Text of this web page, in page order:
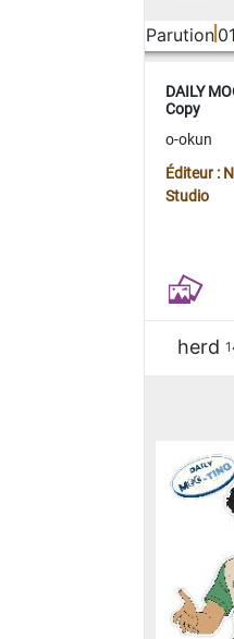
Parution
DAILY
Copy
o-okun
Éditeur :
Studio
herd